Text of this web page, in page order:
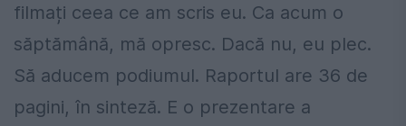
filmați ceea ce am scris eu. Ca acum o
săptămână, mă opresc. Dacă nu, eu plec.
Să aducem podiumul. Raportul are 36 de
pagini, în sinteză. E o prezentare a